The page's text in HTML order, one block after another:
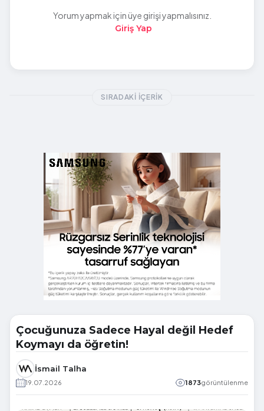
Yorum yapmak için üye girişi yapmalısınız.
Giriş Yap
SIRADAKI İÇERIK
Çocuğunuza Sadece Hayal değil Hedef
Koymayı da öğretin!
İsmail Talha
19.07.2026 1873görüntülenme